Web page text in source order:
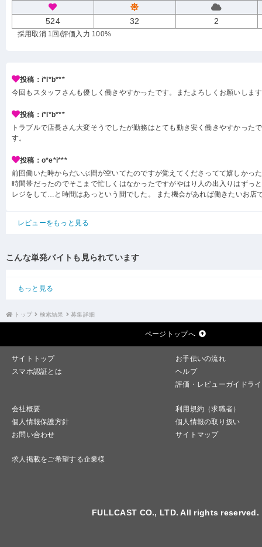
524 32 2
採用取消 1回 /評価入力 100%
投稿：i*l*b***
今回もスタッフさんも優しく働きやすかったです。またよろしくお願いしま
投稿：i*l*b***
トラブルで店長さん大変そうでしたが勤務はとても動き安く働きやすかった
す。
投稿：o*e*i***
前回働いた時からだいぶ間が空いてたのですが覚えてくださってて嬉しかっ
時間帯だったのでそこまで忙しくはなかったですがやはり人の出入りはずっ
レジをして…と時間はあっという間でした。 また機会があれば働きたいお店
レビューをもっと見る
こんな単発バイトも見られています
もっと見る
トップ 検索結果 募集詳細
ページトップへ
サイトトップ
お手伝いの流れ
スマホ認証とは
ヘルプ
評価・レビューガイドラ
会社概要
利用規約（求職者）
個人情報保護方針
個人情報の取り扱い
お問い合わせ
サイトマップ
求人掲載をご希望する企業様
FULLCAST CO., LTD. All rights reserved.